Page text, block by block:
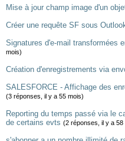
Mise à jour champ image d'un
Créer une requête SF sous
Signatures d'e-mail transformées
mois)
Création d'enregistrements via
SALESFORCE - Affichage des
(3 réponses, il y a 55 mois)
Reporting du temps passé via le
de certains evts (2 réponses, il y a 58